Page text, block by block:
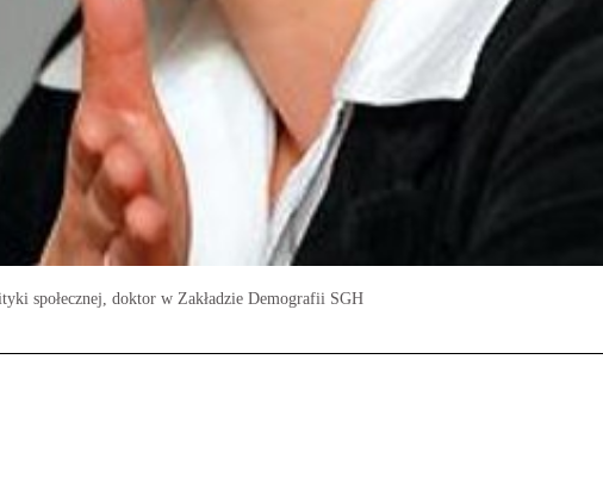
społecznej, doktor w Zakładzie Demografii SGH